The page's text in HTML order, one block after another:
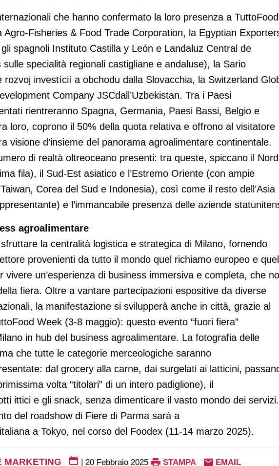
che hanno confermato la loro presenza a TuttoFood
Agro-Fisheries & Food Trade Corporation, la Egyptian
spagnoli Instituto Castilla y León e Landaluz Central de
specialità regionali castigliane e andaluse), la Sario
rozvoj investícií a obchodu dalla Slovacchia, la Switzerland
Company JSCdall’Uzbekistan. Tra i Paesi
rientreranno Spagna, Germania, Paesi Bassi, Belgio e
loro, coprono il 50% della quota relativa e offrono al visitatore
visione d’insieme del panorama agroalimentare continentale.
di realtà oltreoceano presenti: tra queste, spiccano il Nord
fila), il Sud-Est asiatico e l’Estremo Oriente (con ampie
Corea del Sud e Indonesia), così come il resto dell’Asia
e l’immancabile presenza delle aziende
agroalimentare
la centralità logistica e strategica di Milano, fornendo
provenienti da tutto il mondo quel richiamo europeo e
vivere un’esperienza di business immersiva e completa, che
fiera. Oltre a vantare partecipazioni espositive da diverse
la manifestazione si svilupperà anche in città, grazie al
Week (3-8 maggio): questo evento “fuori fiera”
in hub del business agroalimentare. La fotografia delle
che tutte le categorie merceologiche saranno
dal grocery alla carne, dai surgelati ai latticini,
volta “titolari” di un intero padiglione), il
ittici e gli snack, senza dimenticare il vasto mondo dei servizi.
del roadshow di Fiere di Parma sarà a
a Tokyo, nel corso del Foodex (11-14 marzo 2025).
MARKETING | 20 Febbraio 2025 STAMPA EMAIL